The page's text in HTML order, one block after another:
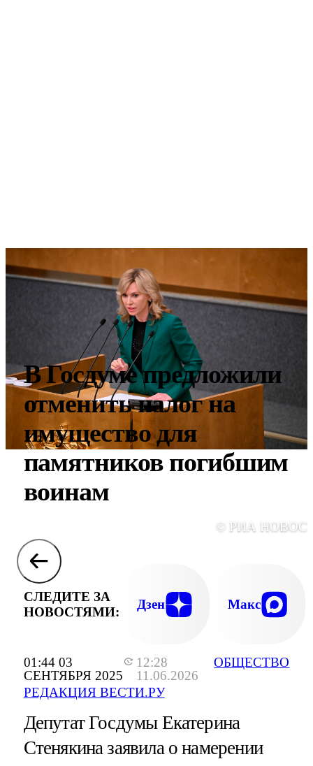
01:44 03
СЕНТЯБРЯ 2025
12:28
11.06.2026
РЕДАКЦИЯ ВЕСТИ.РУ
ОБЩЕСТВО
В Госдуме предложили
отменить налог на
имущество для
памятников погибшим
воинам
© РИА
СЛЕДИТЕ ЗА
НОВОСТЯМИ:
Дзен Макс
Депутат Госдумы Екатерина
Стенякина заявила о намерении